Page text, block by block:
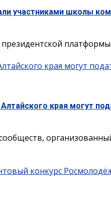
участниками школы
края могут
края могут
конкурс